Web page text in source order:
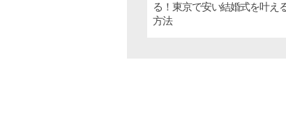
る！東京で安い結婚式を叶え
方法